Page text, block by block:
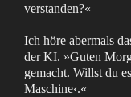
verstanden?«
Ich höre abermals
der KI. »Guten
gemacht. Willst du
Maschine‹.«